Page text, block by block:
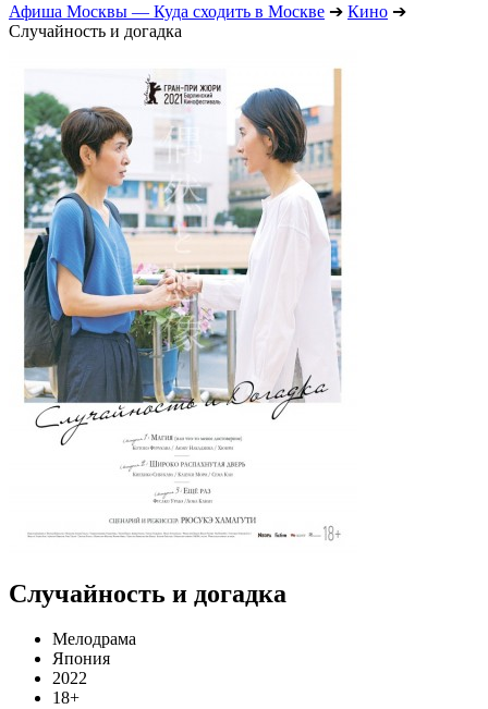
Афиша Москвы — Куда сходить в Москве ➔ Кино ➔
Случайность и догадка
Случайность и догадка
Мелодрама
Япония
2022
18+